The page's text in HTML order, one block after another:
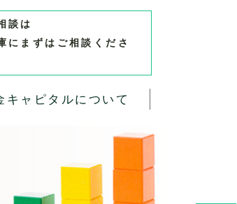
談は
にまずはご相談くださ
キャピタルについて